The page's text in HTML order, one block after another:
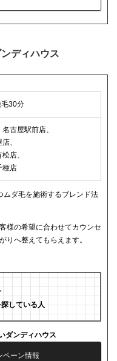
ディハウス
30分
古屋駅前店、
、
店、
種店
ムダ毛を施術するブレンド法
様の希望に合わせてカウンセ
りへ整えてもらえます。
している人
ダンディハウス
ペーン情報